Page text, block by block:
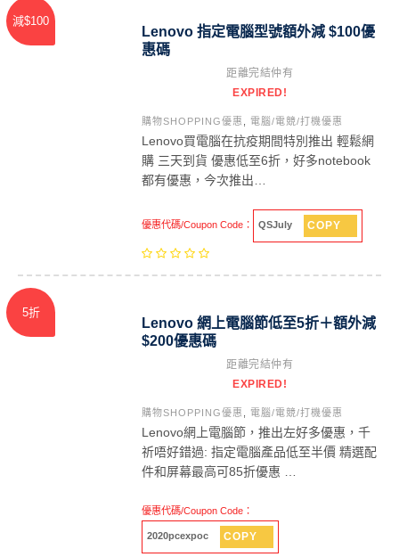
減$100
Lenovo 指定電腦型號額外減 $100優
惠碼
距離完結仲有
EXPIRED!
購物SHOPPING優惠 電腦/電競/打機優惠
Lenovo買電腦在抗疫期間特別推出 輕鬆網
購 三天到貨 優惠低至6折，好多notebook
都有優惠，今次推出…
優惠代碼/Coupon Code： QSJuly COPY
5折
Lenovo 網上電腦節低至5折＋額外減
$200優惠碼
距離完結仲有
EXPIRED!
購物SHOPPING優惠 電腦/電競/打機優惠
Lenovo網上電腦節，推出左好多優惠，千
祈唔好錯過: 指定電腦產品低至半價 精選配
件和屏幕最高可85折優惠 …
優惠代碼/Coupon Code：
2020pcexpoc COPY